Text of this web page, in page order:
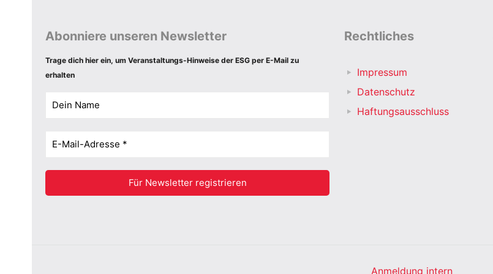
Abonniere unseren Newsletter
Trage dich hier ein, um Veranstaltungs-Hinweise der ESG per E-Mail zu
erhalten
Rechtliches
Impressum
Datenschutz
Haftungsausschluss
Anmeldung intern